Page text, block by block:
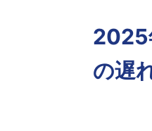
2025
の遅